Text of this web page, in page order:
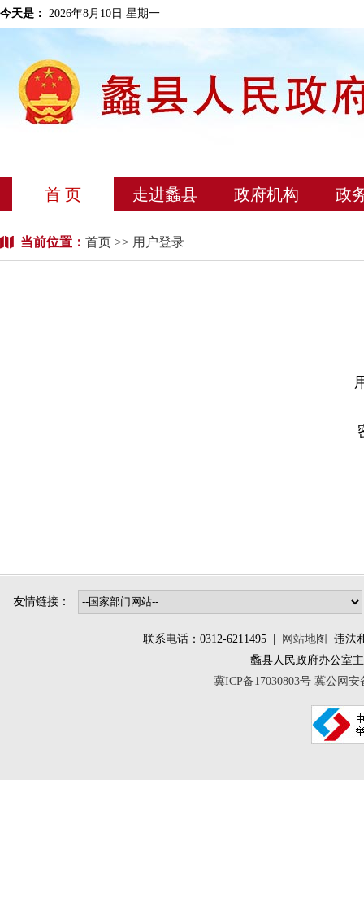
今天是： 2026年8月10日 星期一
首 页 走进蠡县 政府机构 政
当前位置： 首页 >> 用户登录
友情链接：
联系电话：0312-6211495 | 网站地图
违法
蠡县人民政府办公
冀ICP备17030803号 冀公网安